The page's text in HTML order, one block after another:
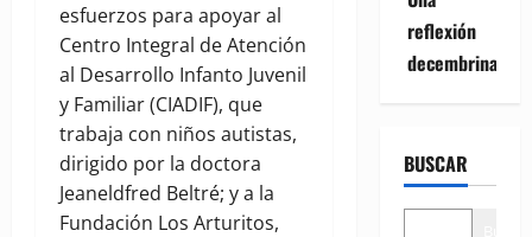
esfuerzos para apoyar al
Centro Integral de Atención
al Desarrollo Infanto Juvenil
y Familiar (CIADIF), que
trabaja con niños autistas,
dirigido por la doctora
Jeaneldfred Beltré; y a la
Fundación Los Arturitos,
reflexión
decembrina
BUSCAR